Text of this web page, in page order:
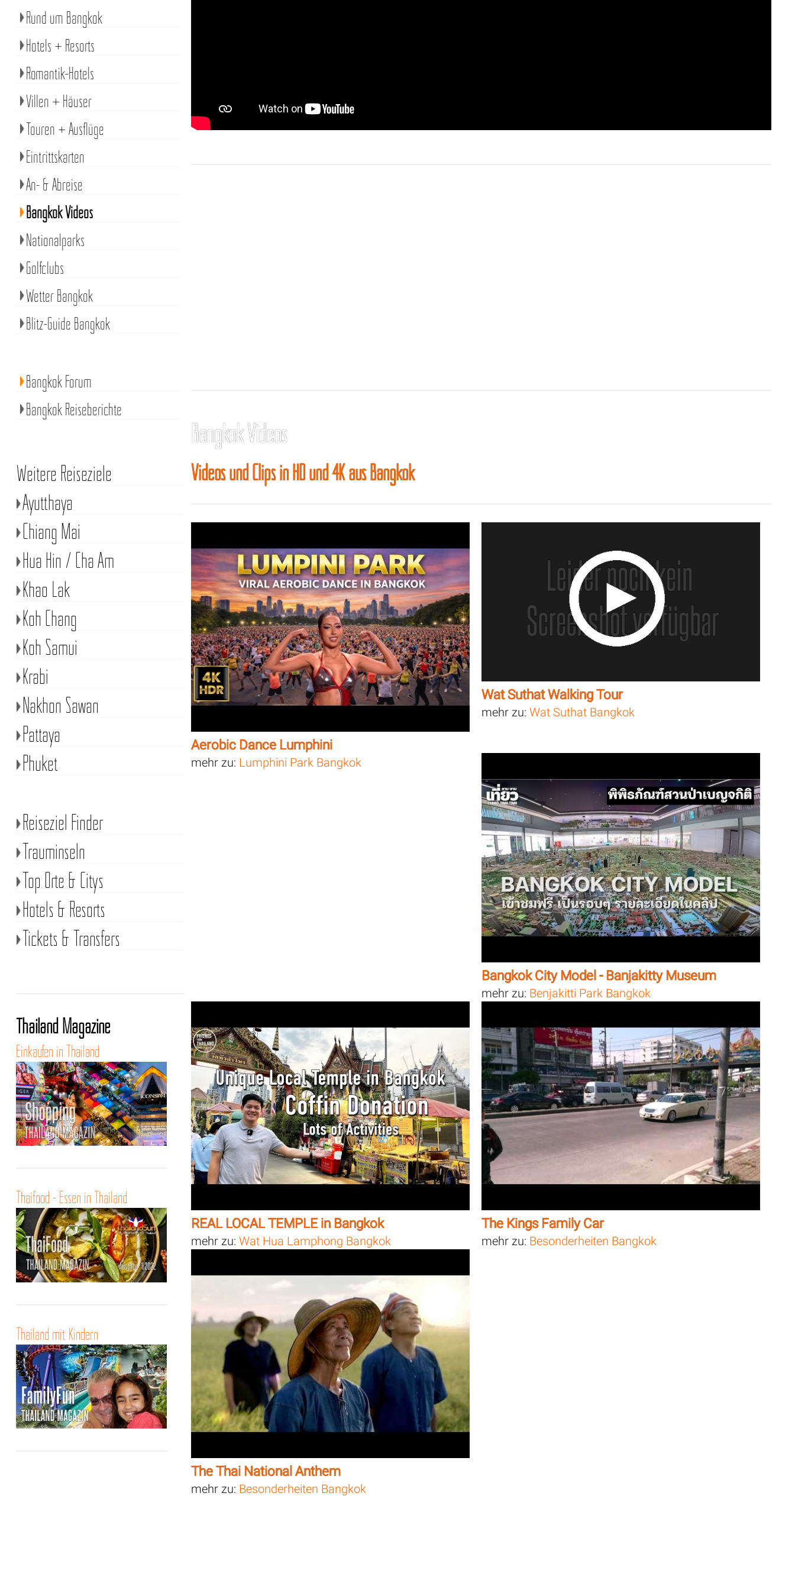
Bangkok Videos
Videos und Clips in HD und 4K aus Bangkok
Aerobic Dance Lumphini
mehr zu: Lumphini Park Bangkok
Wat Suthat Walking Tour
mehr zu: Wat Suthat Bangkok
Bangkok City Model - Banjakitty Museum
mehr zu: Benjakitti Park Bangkok
REAL LOCAL TEMPLE in Bangkok
mehr zu:Wat Hua Lamphong Bangkok
The Kings Family Car
mehr zu: Besonderheiten Bangkok
The Thai National Anthem
mehr zu: Besonderheiten Bangkok
Rund um Bangkok
Hotels + Resorts
Romantik-Hotels
Villen + Häuser
Touren + Ausflüge
Eintrittskarten
An- & Abreise
Bangkok Videos
Nationalparks
Golfclubs
Wetter Bangkok
Blitz-Guide Bangkok
Bangkok Forum
Bangkok Reiseberichte
Weitere Reiseziele
Ayutthaya
Chiang Mai
Hua Hin / Cha Am
Khao Lak
Koh Chang
Koh Samui
Krabi
Nakhon Sawan
Pattaya
Phuket
Reiseziel Finder
Trauminseln
Top Orte & Citys
Hotels & Resorts
Tickets & Transfers
Thailand Magazine
Einkaufen in Thailand
Thaifood - Essen in Thailand
Thailand mit Kindern